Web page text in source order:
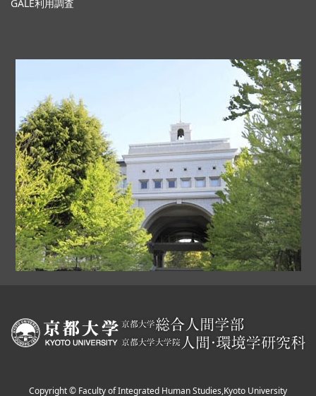
GALE利用調査
Copyright © Faculty of Integrated Human Studies,Kyoto University